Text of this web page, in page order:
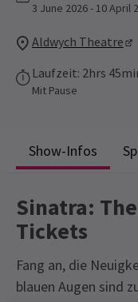
3 June 2026 - 10 April
Aldwych Theatre
Laufzeit: 2hrs
Mit Pause
Show-Infos
Sinatra:
Tickets
Fang an, die
blauen Augen sind